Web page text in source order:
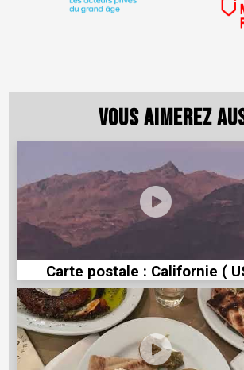
Vous aimerez
Carte postale : Californie (